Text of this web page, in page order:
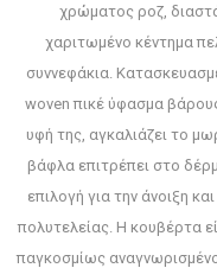
χρώματος ροζ,
χαριτωμένο κέντημα
συννεφάκια.
woven πικέ ύφασμα
υφή της, αγκαλιάζει το
βάφλα επιτρέπει στο
επιλογή για την άνοιξη
πολυτελείας. Η κουβέρτα
παγκοσμίως